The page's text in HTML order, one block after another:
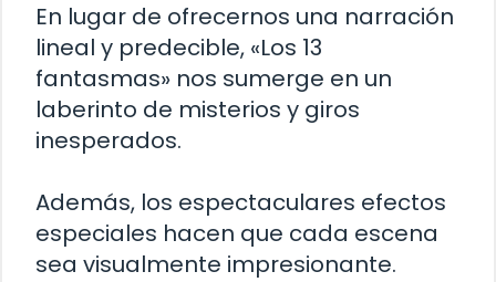
En lugar de ofrecernos una narración
lineal y predecible, «Los 13
fantasmas» nos sumerge en un
laberinto de misterios y giros
inesperados.
Además, los espectaculares efectos
especiales hacen que cada escena
sea visualmente impresionante.